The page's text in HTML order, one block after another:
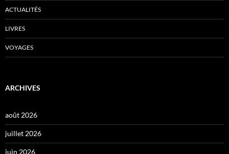
ACTUALITÉS
LIVRES
VOYAGES
ARCHIVES
août 2026
juillet 2026
juin 2026